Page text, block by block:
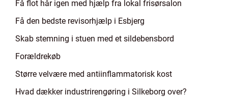
Få flot hår igen med hjælp fra lokal frisørsalon
Få den bedste revisorhjælp i Esbjerg
Skab stemning i stuen med et sildebensbord
Forældrekøb
Større velvære med antiinflammatorisk kost
Hvad dækker industrirengøring i Silkeborg over?